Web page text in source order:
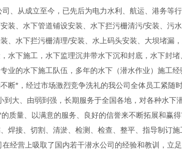
、从成立至今，已先后为电力水利、航运、港务等
装、水下管道铺设安装、水下拦污栅清污/安装、污
、水下拦污栅清理/安装、水上码头安装、大坝堵漏
水下施工，水下监理沉井带水下沉和封底，水下封
业的水下施工队伍，多年的水下（潜水作业）施工
断*，经过市场激烈竞争洗礼的我公司全体员工紧随
到大、由弱到强，长期服务于全国各地，对各种水
质量、以满意的服务、良好的信誉来不断拓展和赢
焊接、切割、清淤、检测、检查、整平、指导制订
经营上吸取了国内若干潜水公司的经验和教训，立